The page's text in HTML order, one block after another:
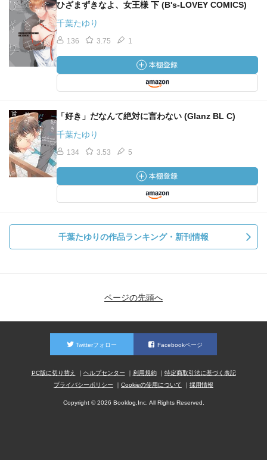
ひざまずきなよ、女王様 下 (B's-LOVEY COMICS)
千葉たゆり
136 3.75 1
「好き」だなんて絶対に言わない (Glanz BL C)
千葉たゆり
134 3.53 5
千葉たゆりの作品ランキング・新刊情報
ページの先頭へ
Twitterフォロー Facebookページ
PC版に切り替え ヘルプセンター 利用規約
特定商取引法に基づく表記
プライバシーポリシー
Cookieの使用について 採用情報
Copyright © 2026 Booklog,Inc. All Rights Reserved.